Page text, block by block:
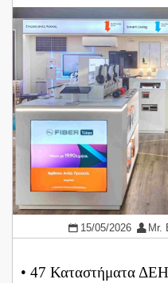
15/05/2026 Mr.
• 47 Καταστήματα ΔΕΗ